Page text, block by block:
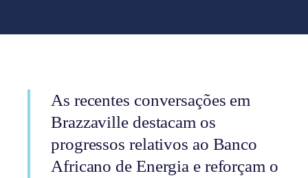
As recentes conversações em
Brazzaville destacam os
progressos relativos ao Banco
Africano de Energia e reforçam o